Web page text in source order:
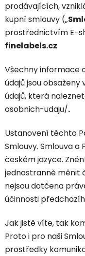
prodávajících,
kupní smlouvy („
prostřednictvím E-
finelabels.cz
Všechny informace
údajů jsou
údajů, která
osobnich-udaju/.
Ustanovení těchto
Smlouvy. Smlouva
českém jazyce.
jednostranně měnit
nejsou dotčena
účinnosti
Jak jistě víte, tak
Proto i pro naši
prostředky